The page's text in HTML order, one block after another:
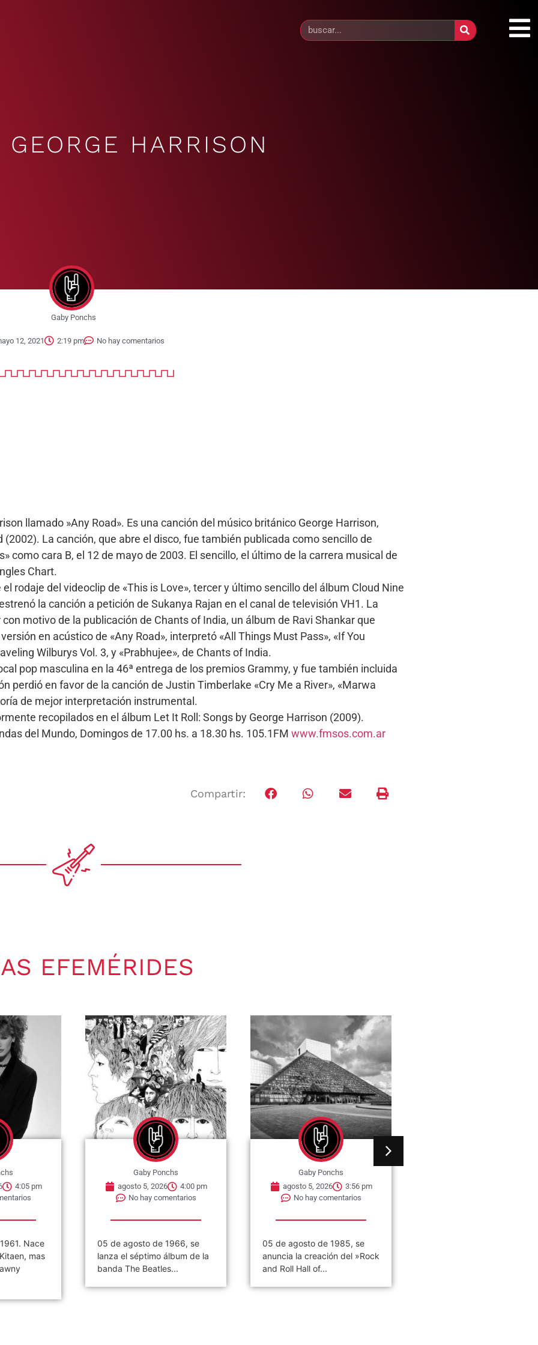
GEORGE HARRISON
Gaby Ponchs
12, 2021 2:19 pm No hay comentarios
llamado »Any Road». Es una canción del músico británico George Harrison,
La canción, que abre el disco, fue también publicada como sencillo de
como cara B, el 12 de mayo de 2003. El sencillo, el último de la carrera musical de
Chart.
rodaje del videoclip de «This is Love», tercer y último sencillo del álbum Cloud Nine
la canción a petición de Sukanya Rajan en el canal de televisión VH1. La
motivo de la publicación de Chants of India, un álbum de Ravi Shankar que
en acústico de «Any Road», interpretó «All Things Must Pass», «If You
Wilburys Vol. 3, y «Prabhujee», de Chants of India.
pop masculina en la 46ª entrega de los premios Grammy, y fue también incluida
perdió en favor de la canción de Justin Timberlake «Cry Me a River», «Marwa
de mejor interpretación instrumental.
recopilados en el álbum Let It Roll: Songs by George Harrison (2009).
del Mundo, Domingos de 17.00 hs. a 18.30 hs. 105.1FM www.fmsos.com.ar
Compartir:
EFEMÉRIDES
4:05 pm
Nace
mas
Gaby Ponchs
agosto 5, 2026
4:00 pm
No hay comentarios
05 de agosto de 1966, se
lanza el séptimo álbum de la
banda The Beatles...
Gaby Ponchs
agosto 5, 2026
3:56 pm
No hay comentarios
05 de agosto de 1985, se
anuncia la creación del »Rock
and Roll Hall of...